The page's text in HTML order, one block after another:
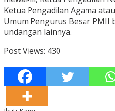
Ketua Pengadilan Agama
Umum Pengurus Besar PMII
undangan lainnya.
Post Views: 430